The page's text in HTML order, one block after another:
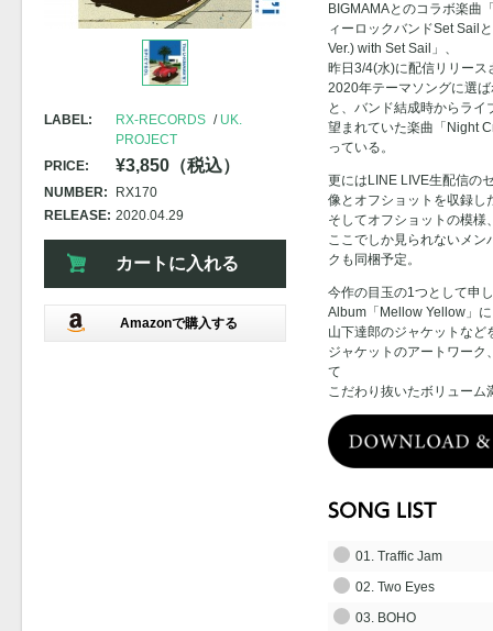
LABEL: RX-RECORDS
UK.
PROJECT
PRICE:
¥3,850（税込）
NUMBER:
RX170
RELEASE: 2020.04.29
カートに入れる
Amazonで購入する
BIGMAMAとのコラボ楽曲
ィーロックバンドSet Sail
Ver.) with Set Sail」、
昨日3/4(水)に配信リリース
2020年テーマソングに選
と、バンド結成時からラ
望まれていた楽曲「Night
っている。
更にはLINE LIVE生配信の
像とオフショットを収録し
そしてオフショットの模様
ここでしか見られないメ
クも同梱予定。
今作の目玉の1つとして申
Album「Mellow Yellow」
山下達郎のジャケットなど
ジャケットのアートワー
て
こだわり抜いたボリューム
01. Traffic Jam
02. Two Eyes
03. BOHO